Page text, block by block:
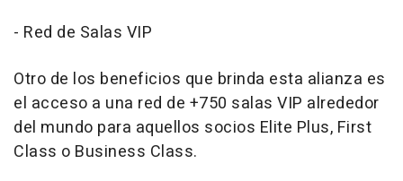
- Red de Salas VIP
Otro de los beneficios que brinda esta alianza es
el acceso a una red de +750 salas VIP alrededor
del mundo para aquellos socios Elite Plus, First
Class o Business Class.